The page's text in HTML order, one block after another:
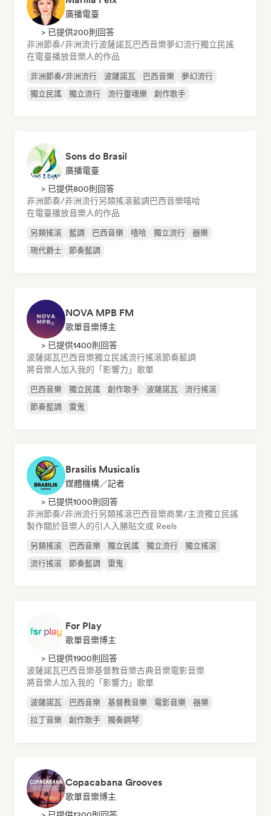
廣播電臺
> 已提供200則回答
非洲節奏/非洲流行波薩諾瓦巴西音樂夢幻流行獨立民謠
在電臺播放音樂人的作品
非洲節奏/非洲流行 波薩諾瓦 巴西音樂
夢幻流行
獨立民謠
獨立流行 流行靈魂樂 創作歌手
Sons do Brasil
廣播電臺
> 已提供800則回答
非洲節奏/非洲流行另類搖滾藍調 巴西音樂嘻哈
在電臺播放音樂人的作品
另類搖滾 藍調 巴西音樂 嘻哈 獨立流行
器樂
現代爵士
節奏藍調
NOVA MPB FM
歌單音樂博主
> 已提供1400則回答
波薩諾瓦巴西音樂獨立民謠流行搖滾節奏藍調
將音樂人加入我的「影響力」歌單
巴西音樂 獨立民謠 創作歌手 波薩諾瓦
流行搖滾
節奏藍調
雷鬼
Brasilis Musicalis
媒體機構／記者
> 已提供1000則回答
非洲節奏/非洲流行另類搖滾巴西音樂商業/主流獨立民謠
製作關於音樂人的引人入勝貼文或 Reels
另類搖滾 巴西音樂 獨立民謠 獨立流行
獨立搖滾
流行搖滾
節奏藍調 雷鬼
For Play
歌單音樂博主
> 已提供1900則回答
波薩諾瓦巴西音樂基督教音樂古典音樂電影音樂
將音樂人加入我的「影響力」歌單
波薩諾瓦 巴西音樂 基督教音樂 電影音樂
器樂
拉丁音樂
創作歌手 獨奏鋼琴
Copacabana Grooves
歌單音樂博主